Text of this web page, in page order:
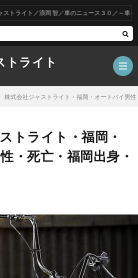
トライト
イト／浪岡 智／車のニュース３０／～車をお得
株式会社ジャストライト・福岡・オートバイ男
トライト・福岡・
・死亡・福岡出身・